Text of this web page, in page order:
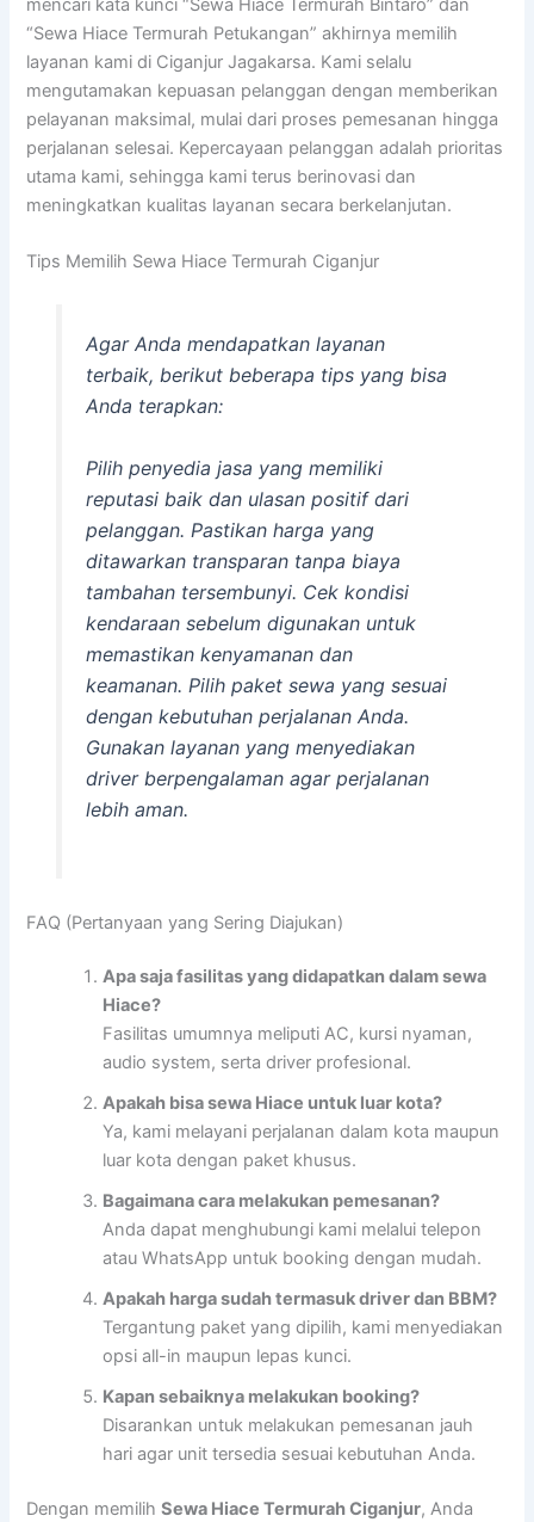
mencari kata kunci “Sewa Hiace Termurah Bintaro” dan
“Sewa Hiace Termurah Petukangan” akhirnya memilih
layanan kami di Ciganjur Jagakarsa. Kami selalu
mengutamakan kepuasan pelanggan dengan memberikan
pelayanan maksimal, mulai dari proses pemesanan hingga
perjalanan selesai. Kepercayaan pelanggan adalah prioritas
utama kami, sehingga kami terus berinovasi dan
meningkatkan kualitas layanan secara berkelanjutan.
Tips Memilih Sewa Hiace Termurah Ciganjur
Agar Anda mendapatkan layanan
terbaik, berikut beberapa tips yang bisa
Anda terapkan:
Pilih penyedia jasa yang memiliki
reputasi baik dan ulasan positif dari
pelanggan. Pastikan harga yang
ditawarkan transparan tanpa biaya
tambahan tersembunyi. Cek kondisi
kendaraan sebelum digunakan untuk
memastikan kenyamanan dan
keamanan. Pilih paket sewa yang sesuai
dengan kebutuhan perjalanan Anda.
Gunakan layanan yang menyediakan
driver berpengalaman agar perjalanan
lebih aman.
FAQ (Pertanyaan yang Sering Diajukan)
Apa saja fasilitas yang didapatkan dalam sewa
Hiace?
Fasilitas umumnya meliputi AC, kursi nyaman,
audio system, serta driver profesional.
Apakah bisa sewa Hiace untuk luar kota?
Ya, kami melayani perjalanan dalam kota maupun
luar kota dengan paket khusus.
Bagaimana cara melakukan pemesanan?
Anda dapat menghubungi kami melalui telepon
atau WhatsApp untuk booking dengan mudah.
Apakah harga sudah termasuk driver dan BBM?
Tergantung paket yang dipilih, kami menyediakan
opsi all-in maupun lepas kunci.
Kapan sebaiknya melakukan booking?
Disarankan untuk melakukan pemesanan jauh
hari agar unit tersedia sesuai kebutuhan Anda.
Dengan memilihSewa Hiace Termurah Ciganjur, Anda